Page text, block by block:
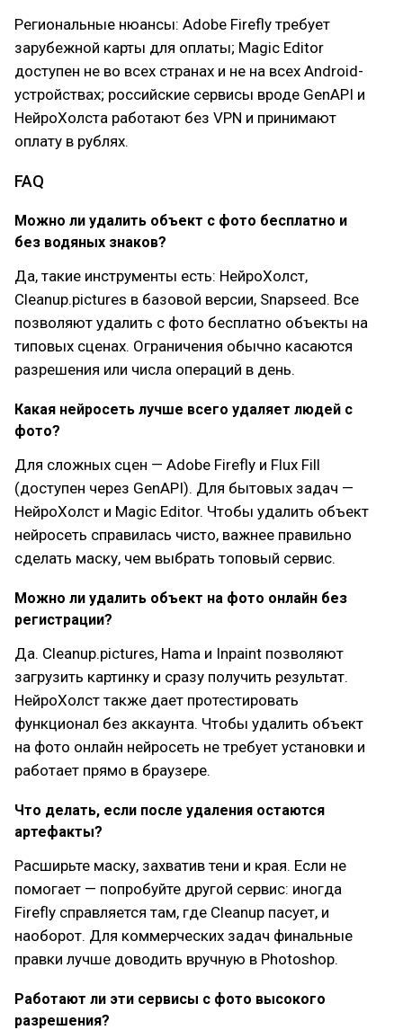
Региональные нюансы: Adobe Firefly требует
зарубежной карты для оплаты; Magic Editor
доступен не во всех странах и не на всех Android-
устройствах; российские сервисы вроде GenAPI и
НейроХолста работают без VPN и принимают
оплату в рублях.
FAQ
Можно ли удалить объект с фото бесплатно и
без водяных знаков?
Да, такие инструменты есть: НейроХолст,
Cleanup.pictures в базовой версии, Snapseed. Все
позволяют удалить с фото бесплатно объекты на
типовых сценах. Ограничения обычно касаются
разрешения или числа операций в день.
Какая нейросеть лучше всего удаляет людей с
фото?
Для сложных сцен — Adobe Firefly и Flux Fill
(доступен через GenAPI). Для бытовых задач —
НейроХолст и Magic Editor. Чтобы удалить объект
нейросеть справилась чисто, важнее правильно
сделать маску, чем выбрать топовый сервис.
Можно ли удалить объект на фото онлайн без
регистрации?
Да. Cleanup.pictures, Hama и Inpaint позволяют
загрузить картинку и сразу получить результат.
НейроХолст также дает протестировать
функционал без аккаунта. Чтобы удалить объект
на фото онлайн нейросеть не требует установки и
работает прямо в браузере.
Что делать, если после удаления остаются
артефакты?
Расширьте маску, захватив тени и края. Если не
помогает — попробуйте другой сервис: иногда
Firefly справляется там, где Cleanup пасует, и
наоборот. Для коммерческих задач финальные
правки лучше доводить вручную в Photoshop.
Работают ли эти сервисы с фото высокого
разрешения?